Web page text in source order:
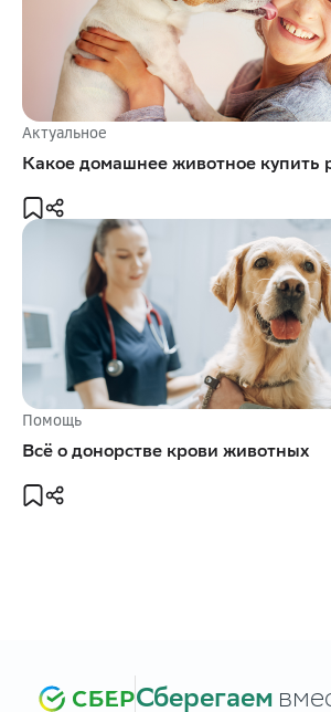
Актуальное
Какое домашнее животное купить
Помощь
Всё о донорстве крови животных
Сберегаем